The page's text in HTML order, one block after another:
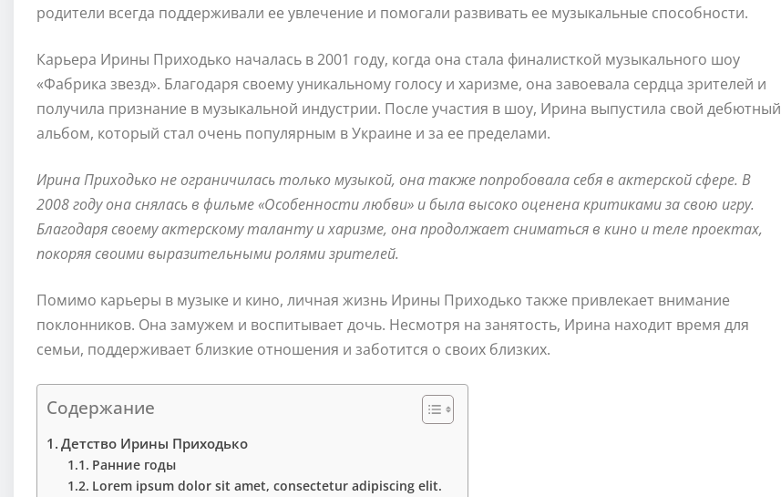
родители всегда поддерживали ее увлечение и помогали развивать ее музыкальные способности.
Карьера Ирины Приходько началась в 2001 году, когда она стала финалисткой музыкального шоу
«Фабрика звезд». Благодаря своему уникальному голосу и харизме, она завоевала сердца зрителей и
получила признание в музыкальной индустрии. После участия в шоу, Ирина выпустила свой дебютный
альбом, который стал очень популярным в Украине и за ее пределами.
Ирина Приходько не ограничилась только музыкой, она также попробовала себя в актерской сфере. В
2008 году она снялась в фильме «Особенности любви» и была высоко оценена критиками за свою игру.
Благодаря своему актерскому таланту и харизме, она продолжает сниматься в кино и теле проектах,
покоряя своими выразительными ролями зрителей.
Помимо карьеры в музыке и кино, личная жизнь Ирины Приходько также привлекает внимание
поклонников. Она замужем и воспитывает дочь. Несмотря на занятость, Ирина находит время для
семьи, поддерживает близкие отношения и заботится о своих близких.
Содержание
Детство Ирины Приходько
Ранние годы
Lorem ipsum dolor sit amet, consectetur adipiscing elit.